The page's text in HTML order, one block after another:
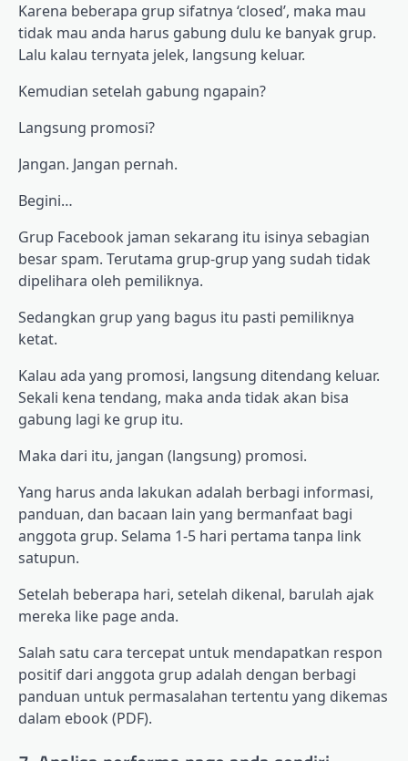
Karena beberapa grup sifatnya ‘closed’, maka mau
tidak mau anda harus gabung dulu ke banyak grup.
Lalu kalau ternyata jelek, langsung keluar.
Kemudian setelah gabung ngapain?
Langsung promosi?
Jangan. Jangan pernah.
Begini…
Grup Facebook jaman sekarang itu isinya sebagian
besar spam. Terutama grup-grup yang sudah tidak
dipelihara oleh pemiliknya.
Sedangkan grup yang bagus itu pasti pemiliknya
ketat.
Kalau ada yang promosi, langsung ditendang keluar.
Sekali kena tendang, maka anda tidak akan bisa
gabung lagi ke grup itu.
Maka dari itu, jangan (langsung) promosi.
Yang harus anda lakukan adalah berbagi informasi,
panduan, dan bacaan lain yang bermanfaat bagi
anggota grup. Selama 1-5 hari pertama tanpa link
satupun.
Setelah beberapa hari, setelah dikenal, barulah ajak
mereka like page anda.
Salah satu cara tercepat untuk mendapatkan respon
positif dari anggota grup adalah dengan berbagi
panduan untuk permasalahan tertentu yang dikemas
dalam ebook (PDF).